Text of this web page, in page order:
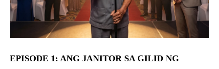
EPISODE 1: ANG JANITOR SA GILID NG